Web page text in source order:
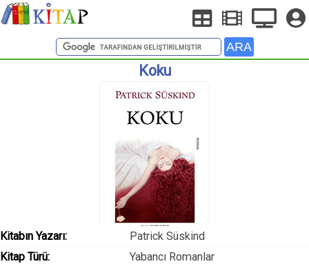
Koku
Kitabın Yazarı:
Patrick Süskind
Kitap Türü:
Yabancı Romanlar